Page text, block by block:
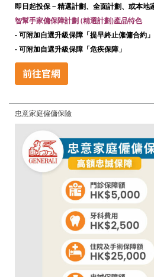
即日起投保－精選計劃、全面計劃、或本地
智幫手家傭保障計劃 (精選計劃)產品特色
-可附加自選升級保障「提早終止僱傭合約」
-可附加自選升級保障「危疾保障」
忠意家庭僱傭保險